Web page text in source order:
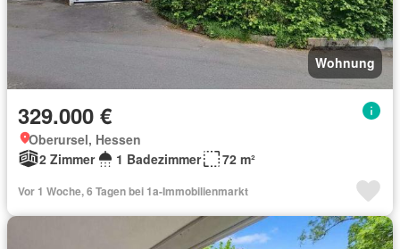
Wohnung
329.000 €
Oberursel, Hessen
2 Zimmer
1 Badezimmer 72 m²
Vor 1 Woche, 6 Tagen bei 1a-Immobilienmarkt